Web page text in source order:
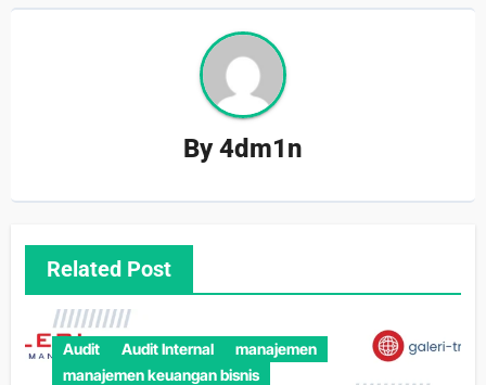
By4dm1n
Related Post
Audit Audit Internal
manajemen
manajemen keuangan bisnis